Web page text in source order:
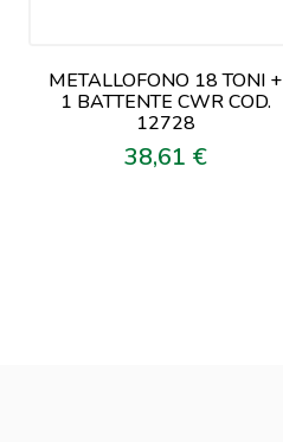
METALLOFONO 18 TONI +
1 BATTENTE CWR COD.
12728
Prezzo
38,61 €